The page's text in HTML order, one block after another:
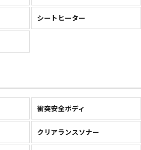
シートヒーター
衝突安全ボディ
クリアランスソナー